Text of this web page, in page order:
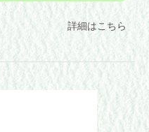
詳細はこちら